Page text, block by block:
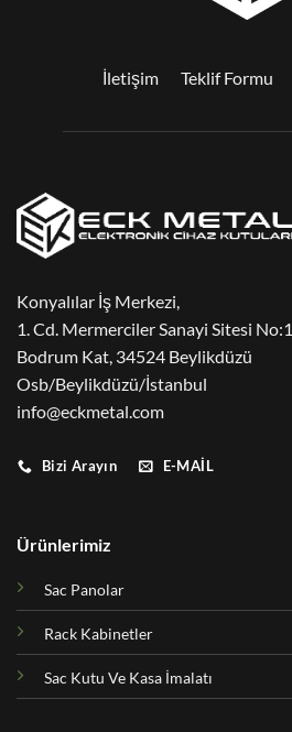
İletişim Teklif Formu
Konyalılar İş Merkezi,
1. Cd. Mermerciler Sanayi Sitesi No:1
Bodrum Kat, 34524 Beylikdüzü
Osb/Beylikdüzü/İstanbul
info@eckmetal.com
Bizi Arayın E-MAIL
Ürünlerimiz
Sac Panolar
Rack Kabinetler
Sac Kutu Ve Kasa İmalatı